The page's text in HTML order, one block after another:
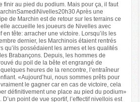
finir au pied du podium. Mais pour ça, il faut
Après une
de Marchin est de retour sur les terrains ce
accueille les joueurs de Nivelles avec
en tête: arracher une victoire. Lorsqu’ils les
dernier, les Marchinois étaient rentrés
qu’ils possédaient les armes et les qualités
Brabançons. Depuis, les hommes de
du poil de la bête et engrangé de
heures de la rencontre, l’entraîneur
«Aujourd’hui, nous sommes prêts pour
le gagner car en cas de victoire, cela
définitivement une place au pied du podium»
point de vue sportif, l’effectif nivellois est